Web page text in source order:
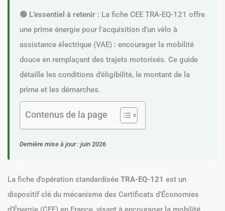
🟢 L’essentiel à retenir : La fiche CEE TRA-EQ-121 offre
une prime énergie pour l’acquisition d’un vélo à
assistance électrique (VAE) : encourager la mobilité
douce en remplaçant des trajets motorisés. Ce guide
détaille les conditions d’éligibilité, le montant de la
prime et les démarches.
Contenus de la page
Dernière mise à jour : juin 2026
La fiche d’opération standardisée TRA-EQ-121 est un
dispositif clé du mécanisme des Certificats d’Économies